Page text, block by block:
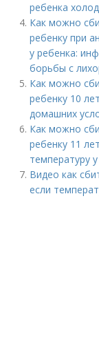
ребенка
Как можно
ребенку при
у ребенка:
борьбы с
Как можно
ребенку 10
домашних
Как можно
ребенку 11
температуру
Видео как
если